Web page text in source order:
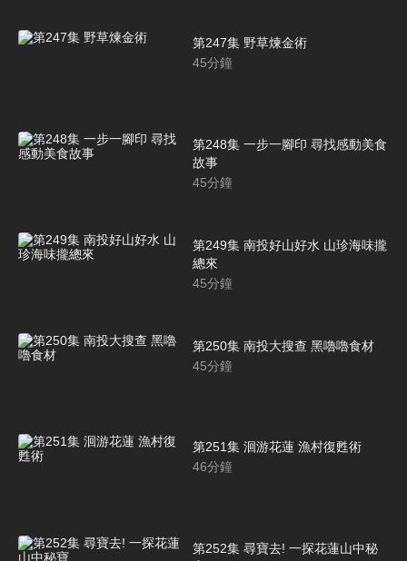
第247集 野草煉金術
45分鐘
第248集 一步一腳印 尋找感動美食
故事
45分鐘
第249集 南投好山好水 山珍海味攏
總來
45分鐘
第250集 南投大搜查 黑嚕嚕食材
45分鐘
第251集 洄游花蓮 漁村復甦術
46分鐘
第252集 尋寶去! 一探花蓮山中秘